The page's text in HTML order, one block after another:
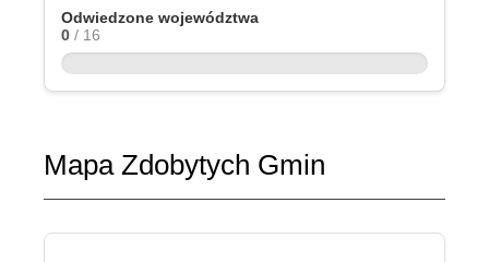
Odwiedzone województwa
0 / 16
Mapa Zdobytych Gmin